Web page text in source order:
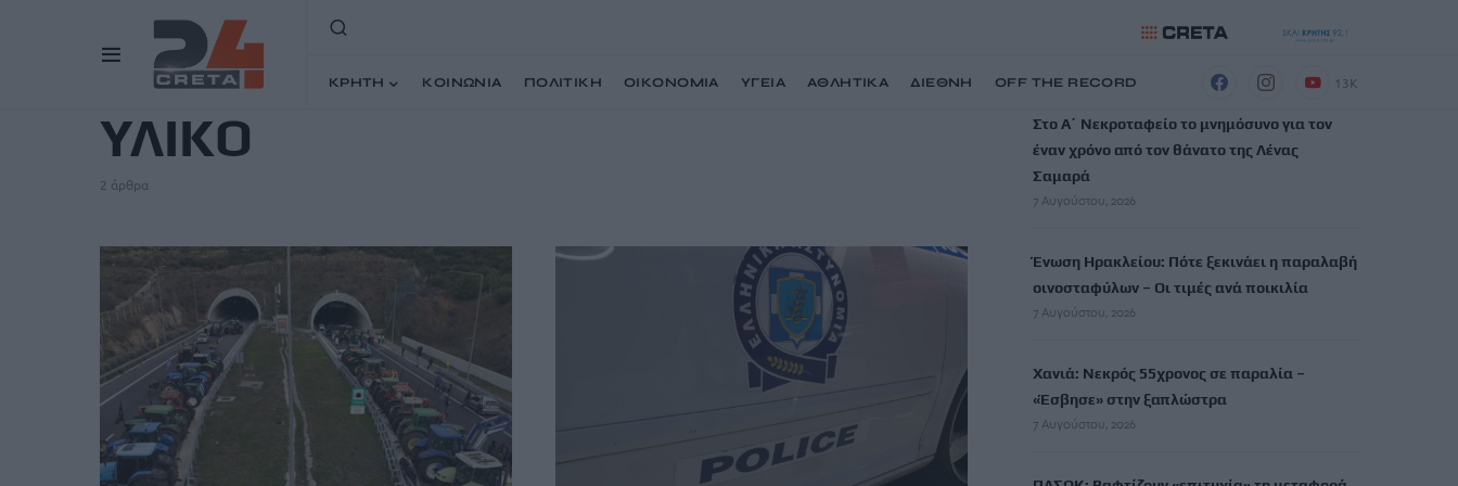
ΚΡΗΤΗ ΚΟΙΝΩΝΙΑ ΠΟΛΙΤΙΚΗ ΟΙΚΟΝΟΜΙΑ ΥΓΕΙΑ ΑΘΛΗΤΙΚΑ ΔΙΕΘΝΗ OFF THE RECORD 13K
ΥΛΙΚΟ
2 άρθρα
ΡΟΗ ΕΙΔΗΣΕΩΝ
Στο Α΄ Νεκροταφείο το μνημόσυνο για τον
έναν χρόνο από τον θάνατο της Λένας
Σαμαρά
7 Αυγούστου, 2026
Ένωση Ηρακλείου: Πότε ξεκινάει η παραλαβή
οινοσταφύλων – Οι τιμές ανά ποικιλία
7 Αυγούστου, 2026
Χανιά: Νεκρός 55χρονος σε παραλία –
«Έσβησε» στην ξαπλώστρα
7 Αυγούστου, 2026